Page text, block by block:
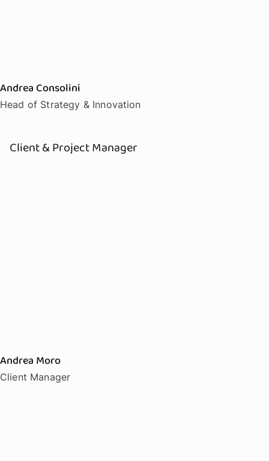
Andrea Consolini
Head of Strategy & Innovation
Client & Project Manager
Andrea Moro
Client Manager